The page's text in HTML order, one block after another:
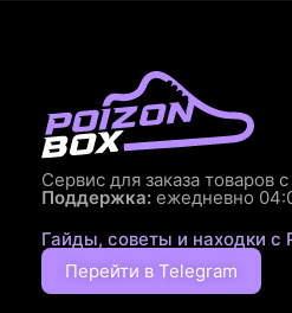
Сервис для заказа товаров
Поддержка: ежедневно
Гайды, советы и находки с
Перейти в Telegram